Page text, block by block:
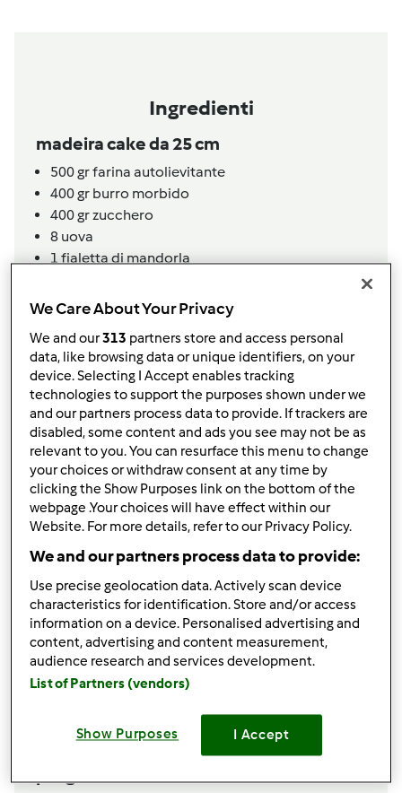
Ingredienti
madeira cake da 25 cm
500 grfarina autolievitante
400 gr burro morbido
400 grzucchero
8 uova
1 fialetta di mandorla
250 grfarina autolievitante
200 grburro morbido
200 grzucchero
4uova
1/2fialetta di mandorla
madeira cake da 15 cm
125 grfarina autolievitante
100 grburro
100 gr zucchero
2uova
750 mlpanna fresca da montare
fragole tagliate a metà q.b
liquore a piacere
glassa al formaggio cremoso
zucchero a velo
500 grFormaggio cremoso tipo Philadelphia
We Care About Your Privacy
We and our313 partners store and access personal
data, like browsing data or unique identifiers, on your
device. Selecting I Accept enables tracking
technologies to support the purposes shown under we
and our partners process data to provide. If trackers are
disabled, some content and ads you see may not be as
relevant to you. You can resurface this menu to change
your choices or withdraw consent at any time by
clicking the Show Purposes link on the bottom of the
webpage .Your choices will have effect within our
Website. For more details, refer to our Privacy Policy.
We and our partners process data to provide:
Use precise geolocation data. Actively scan device
characteristics for identification. Store and/or access
information on a device. Personalised advertising and
content, advertising and content measurement,
audience research and services development.
List of Partners (vendors)
Show Purposes I Accept